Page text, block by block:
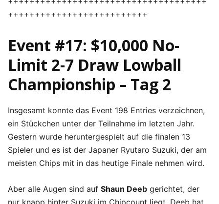
++++++++++++++++++++++++++
Event #17: $10,000 No-
Limit 2-7 Draw Lowball
Championship – Tag 2
Insgesamt konnte das Event 198 Entries verzeichnen,
ein Stückchen unter der Teilnahme im letzten Jahr.
Gestern wurde heruntergespielt auf die finalen 13
Spieler und es ist der Japaner Ryutaro Suzuki, der am
meisten Chips mit in das heutige Finale nehmen wird.
Aber alle Augen sind auf Shaun Deeb gerichtet, der
nur knapp hinter Suzuki im Chipcount liegt. Deeb hat